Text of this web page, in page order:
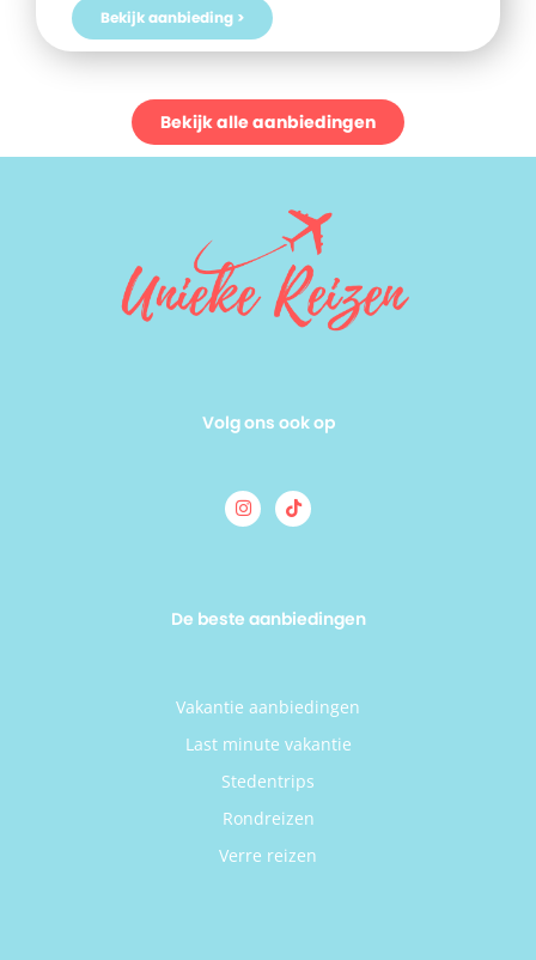
Bekijk aanbieding >
Bekijk alle aanbiedingen
Volg ons ook op
De beste aanbiedingen
Vakantie aanbiedingen
Last minute vakantie
Stedentrips
Rondreizen
Verre reizen